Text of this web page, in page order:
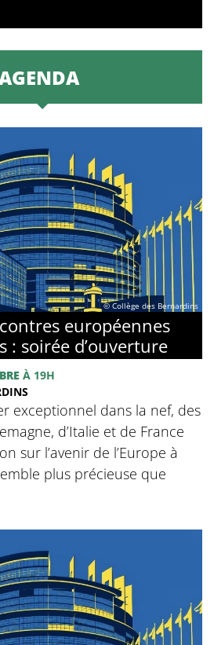
© Collège des Bernardins
européennes
: soirée d’ouverture
À 19H
exceptionnel dans la nef, des
d’Italie et de France
sur l’avenir de l’Europe à
plus précieuse que